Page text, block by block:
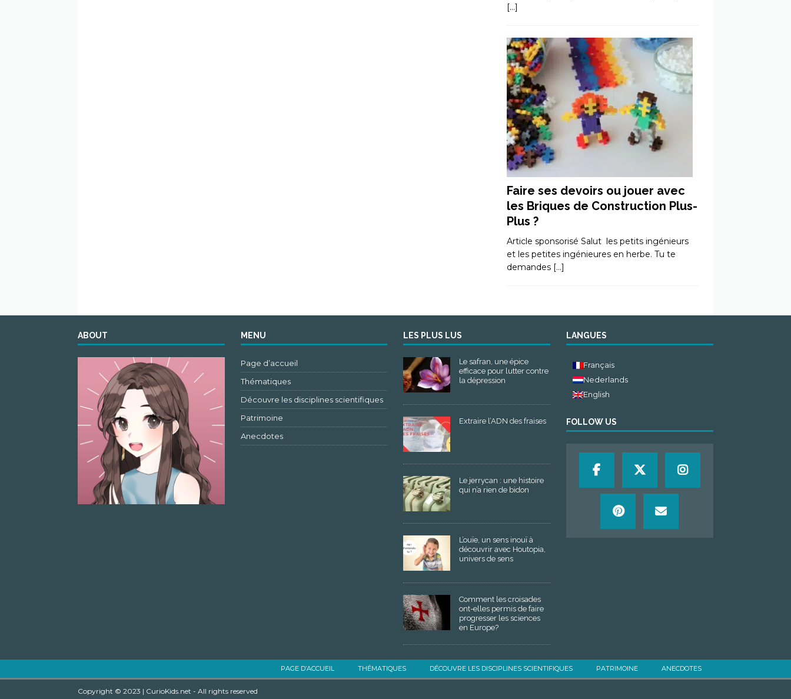
[…]
Faire ses devoirs ou jouer avec
les Briques de Construction Plus-
Plus ?
Article sponsorisé Salut les petits ingénieurs
et les petites ingénieures en herbe. Tu te
demandes […]
ABOUT MENU
Page d’accueil
Thématiques
Découvre les disciplines scientifiques
Patrimoine
Anecdotes
LES PLUS LUS
Le safran, une épice
efficace pour lutter contre
la dépression
Extraire l’ADN des fraises
Le jerrycan : une histoire
qui n’a rien de bidon
L’ouïe, un sens inouï à
découvrir avec Houtopia,
univers de sens
Comment les croisades
ont-elles permis de faire
progresser les sciences
en Europe?
LANGUES
Français
Nederlands
English
FOLLOW US
PAGE D’ACCUEIL THÉMATIQUES DÉCOUVRE LES DISCIPLINES SCIENTIFIQUES PATRIMOINE ANECDOTES
Copyright © 2023 | CurioKids.net - All rights reserved